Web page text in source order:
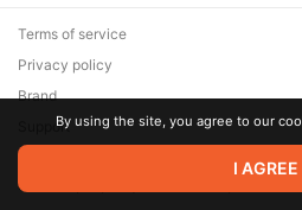
© 2026 Zaya Solutions Limited. All
are the property of their respective
Terms of service
Privacy policy
Brand
SupportBy using the site, you agree to our
I AGREE